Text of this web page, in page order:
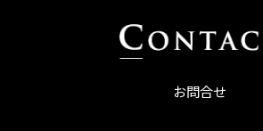
お問合せ